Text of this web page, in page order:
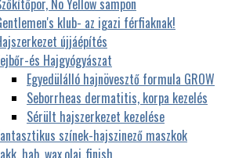
klub- az igazi férfiaknak!
újjáépítés
és Hajgyógyászat
Egyedülálló hajnövesztő formula GROW
Seborrheas dermatitis, korpa kezelés
Sérült hajszerkezet kezelése
színek-hajszinező maszkok
hab, wax,olaj..finish